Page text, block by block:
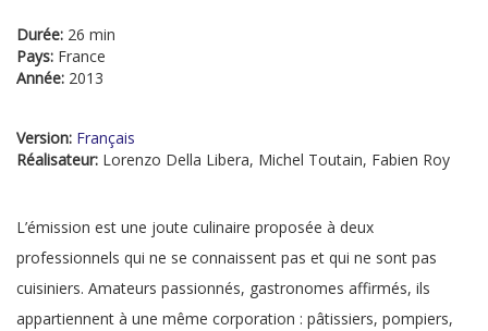
Durée: 26 min
Pays: France
Année: 2013
Version: Français
Réalisateur: Lorenzo Della Libera, Michel Toutain, Fabien Roy
L’émission est une joute culinaire proposée à deux
professionnels qui ne se connaissent pas et qui ne sont pas
cuisiniers. Amateurs passionnés, gastronomes affirmés, ils
appartiennent à une même corporation : pâtissiers, pompiers,